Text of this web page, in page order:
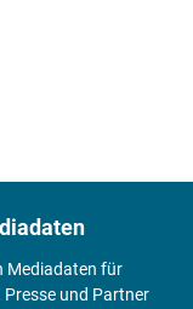
Mediadaten für
Presse und Partner